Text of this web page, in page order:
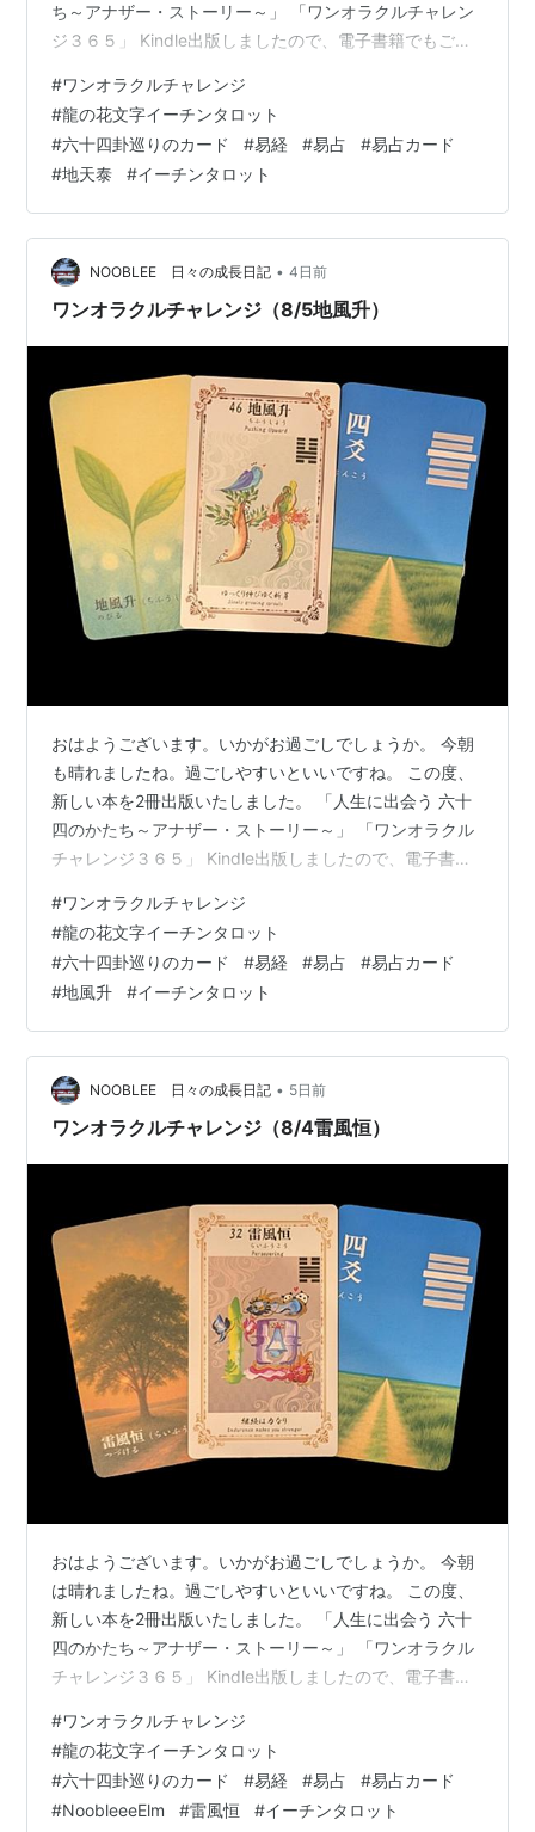
ち～アナザー・ストーリー～」 「ワンオラクルチャレン
ジ３６５」 Kindle出版しましたので、電子書籍でもご覧
elmproject.hateblo.jp そんな一日ですが、今日もワンオ
ラクルチャレンジ、しました。 ワンオラクルチャレンジ
も2周年になりました。 ★ワンオラクルチャレンジと
は？★ 「ワンオラクル」というタロットカードの占い方
で、 毎日の運勢を占っているので「ワンオラクルチャ
レ…
#ワンオラクルチャレンジ
#龍の花文字イーチンタロット
#六十四卦巡りのカード #易経 #易占 #易占カード
#地天泰 #イーチンタロット
NOOBLEE 日々の成長日記 • 4日前
ワンオラクルチャレンジ（8/5地風升）
おはようございます。いかがお過ごしでしょうか。 今朝
も晴れましたね。過ごしやすいといいですね。 この度、
新しい本を2冊出版いたしました。 「人生に出会う 六十
四のかたち～アナザー・ストーリー～」 「ワンオラクル
チャレンジ３６５」 Kindle出版しましたので、電子書籍
さい。 elmproject.hateblo.jp そんな一日ですが、今日も
ワンオラクルチャレンジ、しました。 ワンオラクルチャ
レンジも2周年になりました。 ★ワンオラクルチャレン
ジとは？★ 「ワンオラクル」というタロットカードの占
い方で、 毎日の運勢を占っているので「ワンオラク…
#ワンオラクルチャレンジ
#龍の花文字イーチンタロット
#六十四卦巡りのカード #易経 #易占 #易占カード
#地風升 #イーチンタロット
NOOBLEE 日々の成長日記 • 5日前
ワンオラクルチャレンジ（8/4雷風恒）
おはようございます。いかがお過ごしでしょうか。 今朝
は晴れましたね。過ごしやすいといいですね。 この度、
新しい本を2冊出版いたしました。 「人生に出会う 六十
四のかたち～アナザー・ストーリー～」 「ワンオラクル
チャレンジ３６５」 Kindle出版しましたので、電子書籍
さい。 elmproject.hateblo.jp そんな一日ですが、今日も
ワンオラクルチャレンジ、しました。 ワンオラクルチャ
レンジも2周年になりました。 ★ワンオラクルチャレン
ジとは？★ 「ワンオラクル」というタロットカードの占
#ワンオラクルチャレンジ
#龍の花文字イーチンタロット
#六十四卦巡りのカード #易経 #易占 #易占カード
#NoobleeeElm #雷風恒 #イーチンタロット